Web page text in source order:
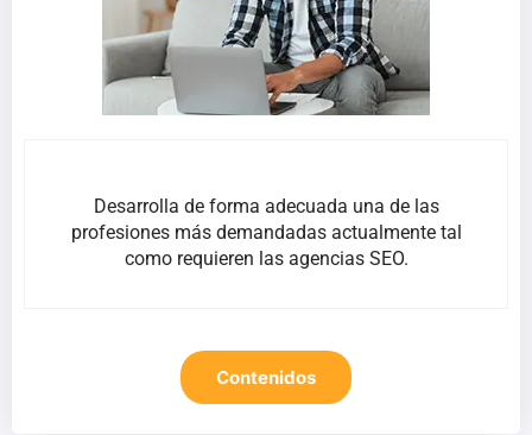
Desarrolla de forma adecuada una de las
profesiones más demandadas actualmente tal
como requieren las agencias SEO.
Contenidos